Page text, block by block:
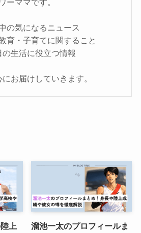
ワーママです。
の気になるニュース
育・子育てに関すること
の生活に役立つ情報
にお届けしていきます。
上
溜池一太のプロフィールま